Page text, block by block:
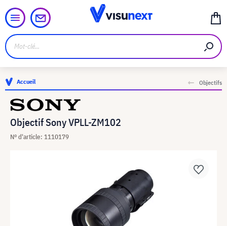
Accueil Objectifs
Objectif Sony VPLL-ZM102
N° d'article: 1110179